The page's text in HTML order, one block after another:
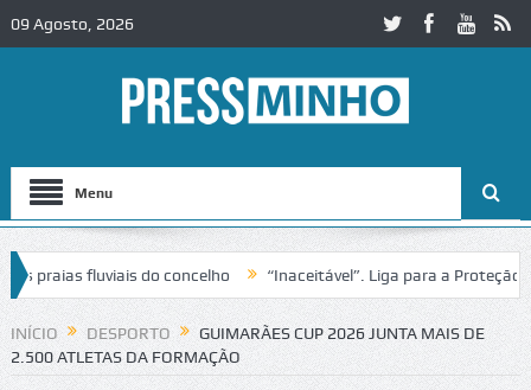
09 Agosto, 2026
Menu
fluviais do concelho “Inaceitável”. Liga para a Proteção da
de trânsito no IC2 em Alcobaça Igreja do Castelo de Cerveira
INÍCIO DESPORTO
GUIMARÃES CUP 2026 JUNTA MAIS DE
2.500 ATLETAS DA FORMAÇÃO